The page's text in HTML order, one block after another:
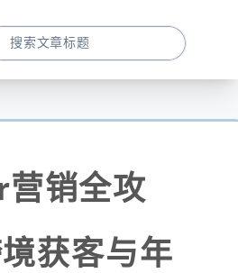
销全攻
获客与年